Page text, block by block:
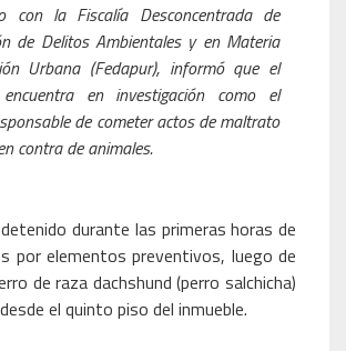
con la Fiscalía Desconcentrada de
de Delitos Ambientales y en Materia
Urbana (Fedapur), informó que el
en investigación como el
de cometer actos de maltrato
contra de animales.
durante las primeras horas de
por elementos preventivos, luego de
de raza dachshund (perro salchicha)
el quinto piso del inmueble.